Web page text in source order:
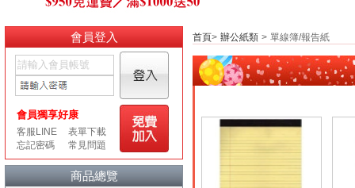
會員登入
商品總覽
首頁> 辦公紙類 > 單線簿/報告紙